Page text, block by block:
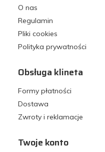
O nas
Regulamin
Pliki cookies
Polityka prywatności
Obsługa klineta
Formy płatności
Dostawa
Zwroty i reklamacje
Twoje konto